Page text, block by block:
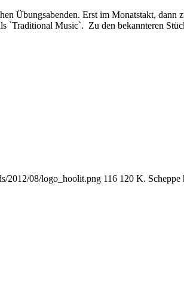
Übungsabenden. Erst im Monatstakt,
`Traditional Music`. Zu den bekannteren
2012/08/logo_hoolit.png 116 120 K. Scheppe